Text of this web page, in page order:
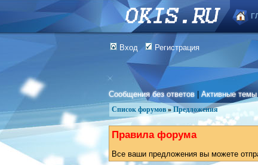
Вход Регистрация
Сообщения без ответов |Активные темы
Список форумов » Предложения
Правила форума
Все ваши предложения вы можете